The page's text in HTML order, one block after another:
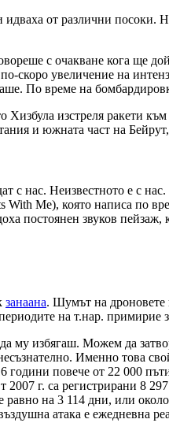
идваха от различни
с очакване кога ще
скоро увеличение на
По време на
Хизбула изстреля ракети
и южната част на
с нас. Неизвестното е с
With Me), която написа по
постоянен звуков пейзаж,
занаана. Шумът на дроновете
на т.нар. примирие
му избягаш. Можем да
Именно това
години повече от 22 000
2007 г. са регистрирани 8
равно на 3 114 дни, или
атака е ежедневна